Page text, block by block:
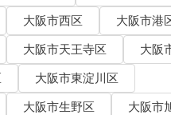
大阪市西区
大阪市港
大阪市天王寺区
大阪
大阪市東淀川区
大阪市生野区
大阪市